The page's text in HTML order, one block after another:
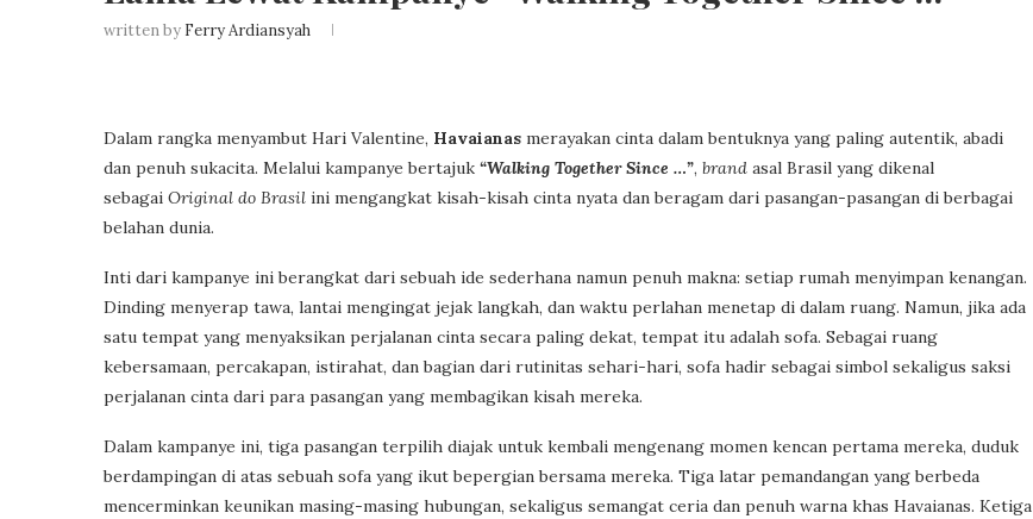
written by Ferry Ardiansyah
Dalam rangka menyambut Hari Valentine, Havaianas merayakan cinta dalam bentuknya yang paling autentik, abadi
dan penuh sukacita. Melalui kampanye bertajuk “Walking Together Since …”, brand asal Brasil yang dikenal
sebagai Original do Brasil ini mengangkat kisah-kisah cinta nyata dan beragam dari pasangan-pasangan di berbagai
belahan dunia.
Inti dari kampanye ini berangkat dari sebuah ide sederhana namun penuh makna: setiap rumah menyimpan kenangan.
Dinding menyerap tawa, lantai mengingat jejak langkah, dan waktu perlahan menetap di dalam ruang. Namun, jika ada
satu tempat yang menyaksikan perjalanan cinta secara paling dekat, tempat itu adalah sofa. Sebagai ruang
kebersamaan, percakapan, istirahat, dan bagian dari rutinitas sehari-hari, sofa hadir sebagai simbol sekaligus saksi
perjalanan cinta dari para pasangan yang membagikan kisah mereka.
Dalam kampanye ini, tiga pasangan terpilih diajak untuk kembali mengenang momen kencan pertama mereka, duduk
berdampingan di atas sebuah sofa yang ikut bepergian bersama mereka. Tiga latar pemandangan yang berbeda
mencerminkan keunikan masing-masing hubungan, sekaligus semangat ceria dan penuh warna khas Havaianas. Ketiga